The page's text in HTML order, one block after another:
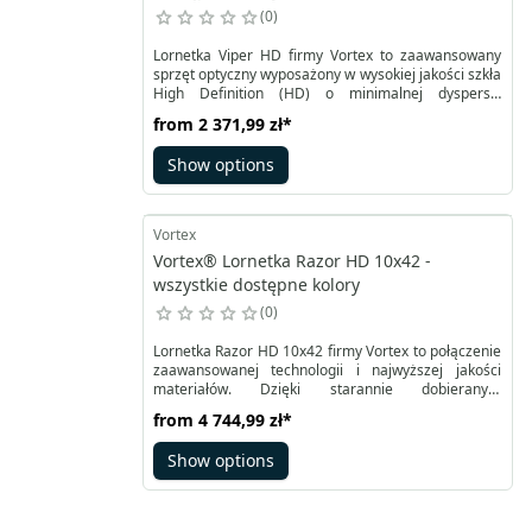
0
Lornetka Viper HD firmy Vortex to zaawansowany
sprzęt optyczny wyposażony w wysokiej jakości szkła
High Definition (HD) o minimalnej dyspersji,
obrazu. Dzięki powłokom XR, obiektywy redukują
niechciane refleksy, co pozwala cieszyć się
wyraźnym, nasyconym kolorami widokiem.
from 2 371,99 zł*
Show options
Vortex
Vortex® Lornetka Razor HD 10x42 -
wszystkie dostępne kolory
0
Lornetka Razor HD 10x42 firmy Vortex to połączenie
zaawansowanej technologii i najwyższej jakości
materiałów. Dzięki starannie dobieranym
Density) o wyjątkowo niskiej dyspersji, obraz jest
niesamowicie wyraźny i krystalicznie czysty.
Wszystkie elementy optyczne pokryto
antyodblaskowymi powłokami XR, co znacząco
from 4 744,99 zł*
Show options